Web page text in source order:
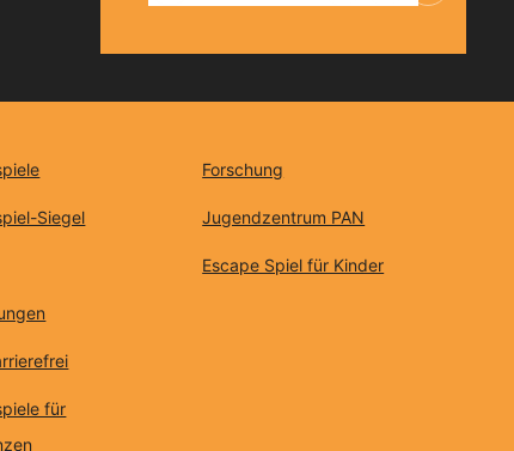
Siegel
für
Forschung
Jugendzentrum PAN
Escape Spiel für Kinder